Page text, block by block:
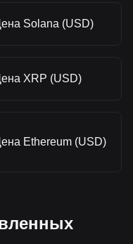
Solana (USD)
XRP (USD)
Ethereum (USD)